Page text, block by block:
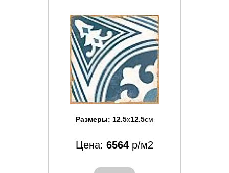
Размеры: 12.5x12.5см
Цена: 6564 р/м2